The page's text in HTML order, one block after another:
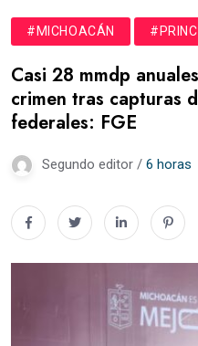
#MICHOACÁN
Casi 28 mmdp
crimen tras capturas
federales: FGE
Segundo editor / 6 horas